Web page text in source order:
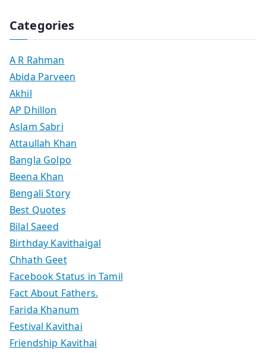
Categories
A R Rahman
Abida Parveen
Akhil
AP Dhillon
Aslam Sabri
Attaullah Khan
Bangla Golpo
Beena Khan
Bengali Story
Best Quotes
Bilal Saeed
Birthday Kavithaigal
Chhath Geet
Facebook Status in Tamil
Fact About Fathers.
Farida Khanum
Festival Kavithai
Friendship Kavithai